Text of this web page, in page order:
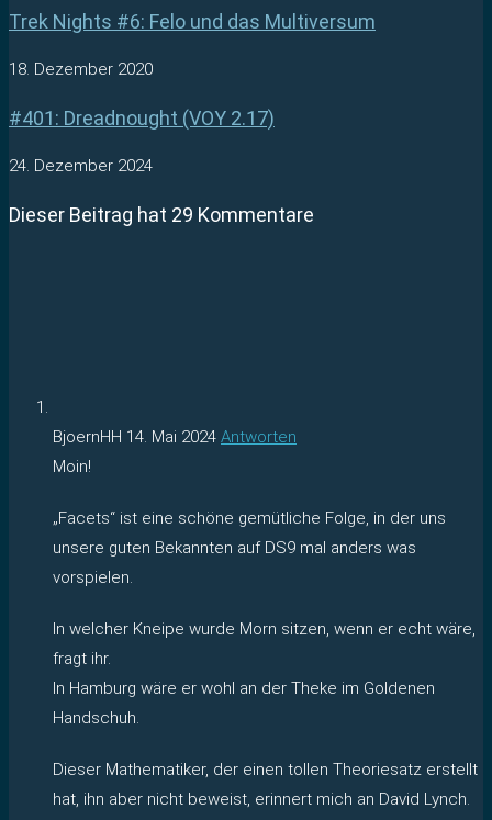
Trek Nights #6: Felo und das Multiversum
18. Dezember 2020
#401: Dreadnought (VOY 2.17)
24. Dezember 2024
Dieser Beitrag hat 29 Kommentare
BjoernHH 14. Mai 2024 Antworten
Moin!
„Facets“ ist eine schöne gemütliche Folge, in der uns
unsere guten Bekannten auf DS9 mal anders was
vorspielen.
In welcher Kneipe wurde Morn sitzen, wenn er echt wäre,
fragt ihr.
In Hamburg wäre er wohl an der Theke im Goldenen
Handschuh.
Dieser Mathematiker, der einen tollen Theoriesatz erstellt
hat, ihn aber nicht beweist, erinnert mich an David Lynch.